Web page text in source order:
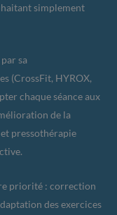
simplement
sa
(CrossFit, HYROX,
chaque séance aux
de la
pressothérapie
priorité : correction
des exercices